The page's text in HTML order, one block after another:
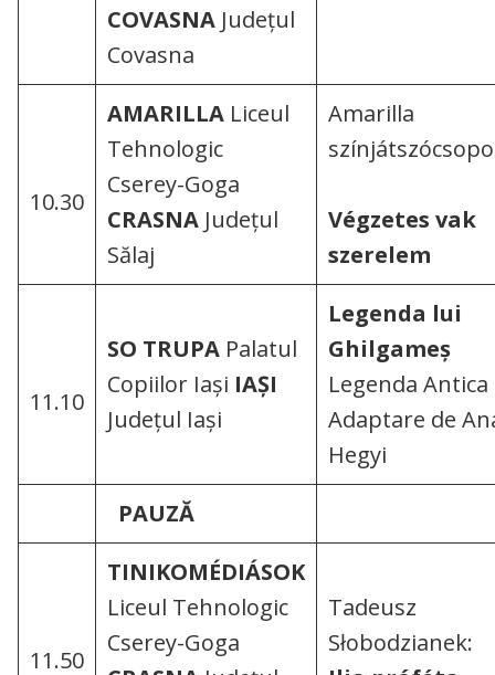
COVASNA Județul
Covasna
10.30
AMARILLA Liceul
Tehnologic
Cserey-Goga
CRASNA Județul
Sălaj
Amarilla
Végzetes vak
szerelem
11.10
SO TRUPA Palatul
Copiilor Iaşi IAȘI
Județul Iași
Legenda lui
Ghilgameș
Legenda Antica
Adaptare de
Hegyi
PAUZĂ
11.50
TINIKOMÉDIÁSOK
Liceul Tehnologic
Cserey-Goga
Tadeusz
Słobodzianek: